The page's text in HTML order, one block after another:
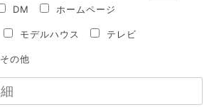
DM ホームページ
モデルハウス テレビ
その他